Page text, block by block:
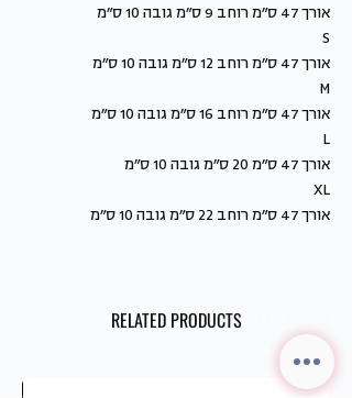
אורך 47 ס״מ רוחב 9 ס״מ גובה 10 ס״מ
S
אורך 47 ס״מ רוחב 12 ס״מ גובה 10 ס״מ
M
אורך 47 ס״מ רוחב 16 ס״מ גובה 10 ס״מ
L
אורך 47 ס״מ 20 ס״מ גובה 10 ס״מ
XL
אורך 47 ס״מ רוחב 22 ס״מ גובה 10 ס״מ
מוצרים דומיםRELATED PRODUCTS